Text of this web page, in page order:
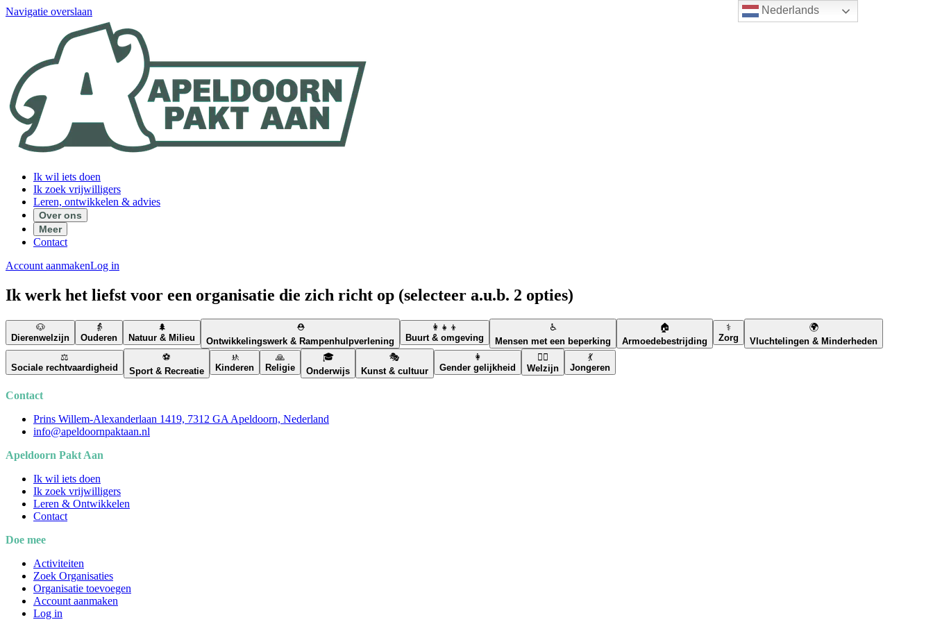
Nederlands
Navigatie overslaan
Ik wil iets doen
Ik zoek vrijwilligers
Leren, ontwikkelen & advies
Over ons
Meer
Contact
Account aanmakenLog in
Ik werk het liefst voor een organisatie die zich richt op (selecteer a.u.b. 2 opties)
🐶
Dierenwelzijn
👵
Ouderen
🌲
Natuur & Milieu
⛑️
Ontwikkelingswerk & Rampenhulpverlening
👩‍👧‍👦
Buurt & omgeving
♿
Mensen met een beperking
🏠
Armoedebestrijding
⚕️
Zorg
🌍
Vluchtelingen & Minderheden
⚖️
Sociale rechtvaardigheid
⚽
Sport & Recreatie
🚸
Kinderen
🙏
Religie
🎓
Onderwijs
🎭
Kunst & cultuur
👩
Gender gelijkheid
🧘‍♀️
Welzijn
💃
Jongeren
Contact
Prins Willem-Alexanderlaan 1419, 7312 GA Apeldoorn, Nederland
info@apeldoornpaktaan.nl
Apeldoorn Pakt Aan
Ik wil iets doen
Ik zoek vrijwilligers
Leren & Ontwikkelen
Contact
Doe mee
Activiteiten
Zoek Organisaties
Organisatie toevoegen
Account aanmaken
Log in